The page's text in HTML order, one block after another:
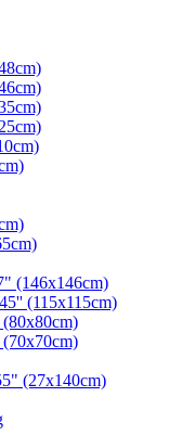
(146x146cm)
(115x115cm)
(27x140cm)